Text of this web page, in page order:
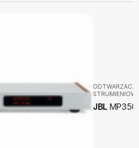
ODTWARZACZE
JBL MP350